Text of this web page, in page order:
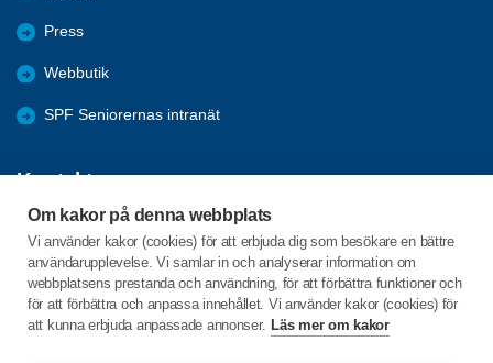
Om kakor på denna webbplats
Vi använder kakor (cookies) för att erbjuda dig som besökare en bättre
användarupplevelse. Vi samlar in och analyserar information om
webbplatsens prestanda och användning, för att förbättra funktioner och
för att förbättra och anpassa innehållet. Vi använder kakor (cookies) för
att kunna erbjuda anpassade annonser. Läs mer om kakor
Press
Webbutik
SPF Seniorernas intranät
Kontakta oss
Förbundets växel har öppet måndag - fredag, 09:00 - 15:00 med
stängt för lunch 12:00-13:00.